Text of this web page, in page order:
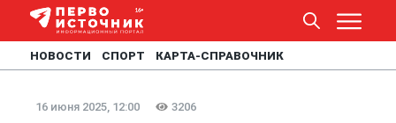
НОВОСТИ СПОРТ КАРТА-СПРАВОЧНИК
16 июня 2025, 12:00 3206